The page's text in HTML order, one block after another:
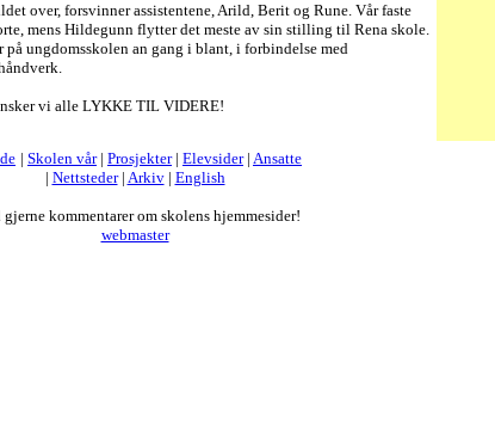
over, forsvinner assistentene, Arild, Berit og Rune. Vår faste
mens Hildegunn flytter det meste av sin stilling til Rena skole.
ungdomsskolen an gang i blant, i forbindelse med
vi alle LYKKE TIL VIDERE!
| Skolen vår| Prosjekter| Elevsider| Ansatte
| Nettsteder| Arkiv| English
gjerne kommentarer om skolens hjemmesider!
webmaster